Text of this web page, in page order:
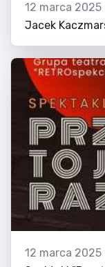
12 marca 2025
Jacek
12 marca 2025